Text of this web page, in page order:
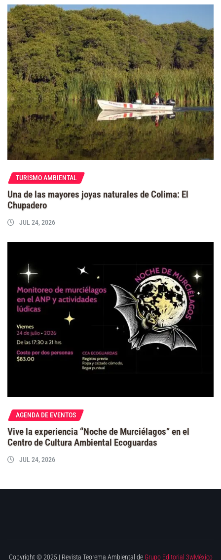
TURISMO AMBIENTAL
Una de las mayores joyas naturales de Colima: El
Chupadero
JUL 24, 2026
AGENDA DE EVENTOS
Vive la experiencia “Noche de Murciélagos” en el
Centro de Cultura Ambiental Ecoguardas
JUL 24, 2026
Copyright © 2025 | Revista Teorema Ambiental de Grupo Editorial 3wMéxico